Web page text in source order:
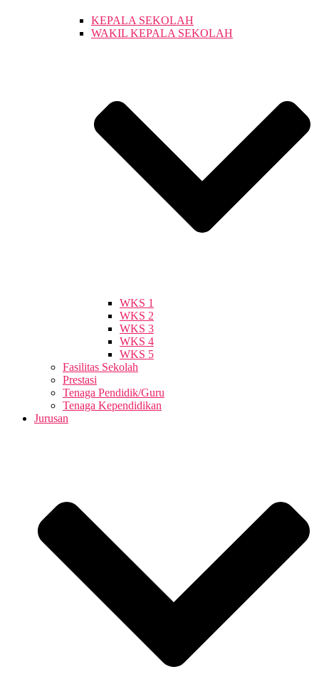
KEPALA SEKOLAH
WAKIL KEPALA SEKOLAH
WKS 1
WKS 2
WKS 3
WKS 4
WKS 5
Fasilitas Sekolah
Prestasi
Tenaga Pendidik/Guru
Tenaga Kependidikan
Jurusan